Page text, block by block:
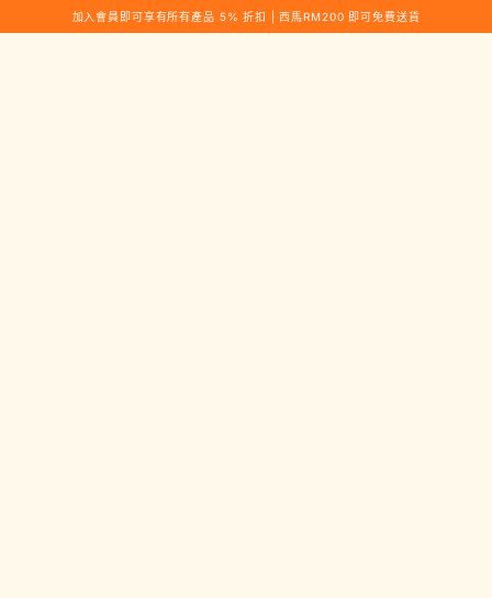
加入會員即可享有所有產品 5% 折扣 | 西馬RM200 即可免費送貨